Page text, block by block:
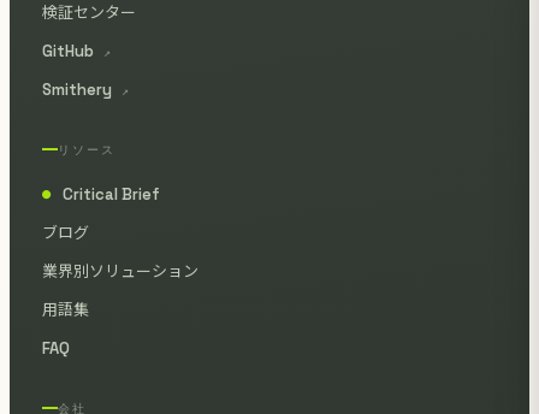
検証センター
GitHub
↗
Smithery ↗
リソース
●
Critical Brief
ブログ
業界別ソリューション
用語集
FAQ
会社